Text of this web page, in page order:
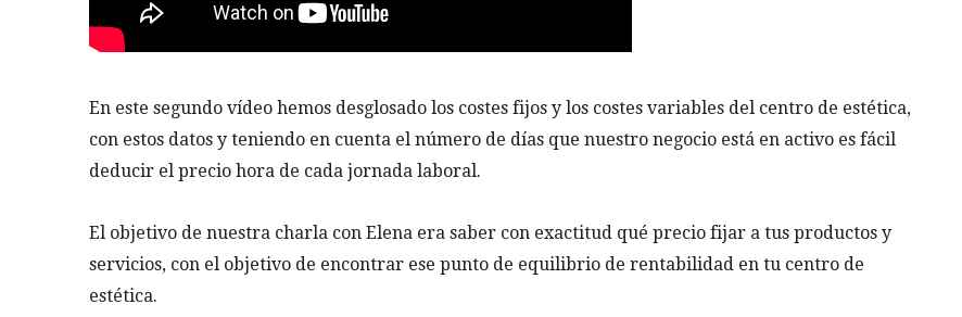
En este segundo vídeo hemos desglosado los costes fijos y los costes variables del centro de estética,
con estos datos y teniendo en cuenta el número de días que nuestro negocio está en activo es fácil
deducir el precio hora de cada jornada laboral.
El objetivo de nuestra charla con Elena era saber con exactitud qué precio fijar a tus productos y
servicios, con el objetivo de encontrar ese punto de equilibrio de rentabilidad en tu centro de
estética.